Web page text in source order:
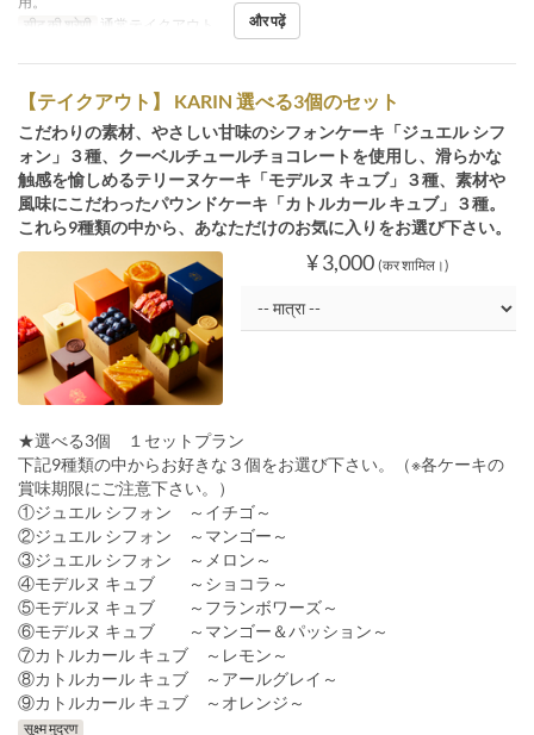
सीट की श्रेणी 通常テイクアウト और पढ़ें
【テイクアウト】 KARIN 選べる3個のセット
こだわりの素材、やさしい甘味のシフォンケーキ「ジュエル シフ
ォン」３種、クーベルチュールチョコレートを使用し、滑らかな
触感を愉しめるテリーヌケーキ「モデルヌ キュブ」３種、素材や
風味にこだわったパウンドケーキ「カトルカール キュブ」３種。
これら9種類の中から、あなただけのお気に入りをお選び下さい。
¥ 3,000 (कर शामिल।)
★選べる3個 １セットプラン
下記9種類の中からお好きな３個をお選び下さい。（※各ケーキの
賞味期限にご注意下さい。）
①ジュエル シフォン ～イチゴ～
②ジュエル シフォン ～マンゴー～
③ジュエル シフォン ～メロン～
④モデルヌ キュブ ～ショコラ～
⑤モデルヌ キュブ ～フランボワーズ～
⑥モデルヌ キュブ ～マンゴー＆パッション～
⑦カトルカール キュブ ～レモン～
⑧カトルカール キュブ ～アールグレイ～
⑨カトルカール キュブ ～オレンジ～
सूक्ष्म मुद्रण